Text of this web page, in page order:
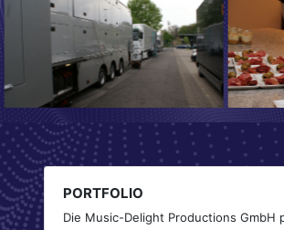
PORTFOLIO
Die Music-Delight Productions GmbH